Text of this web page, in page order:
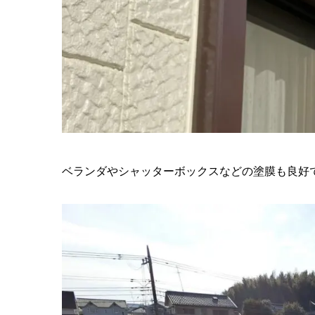
ベランダやシャッターボックスなどの塗膜も良好